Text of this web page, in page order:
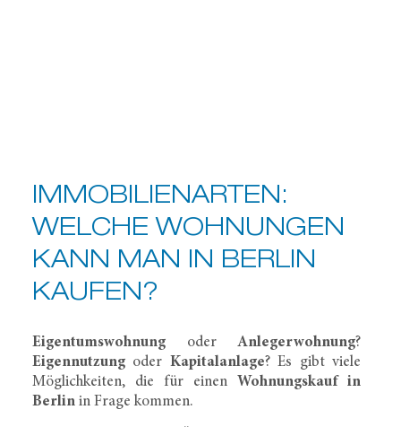
IMMOBILIENARTEN:
WELCHE WOHNUNGEN
KANN MAN IN BERLIN
KAUFEN?
EigentumswohnungoderAnlegerwohnung?
Eigennutzungoder Kapitalanlage? Es gibt viele
Möglichkeiten, die für einenWohnungskauf in
Berlinin Frage kommen.